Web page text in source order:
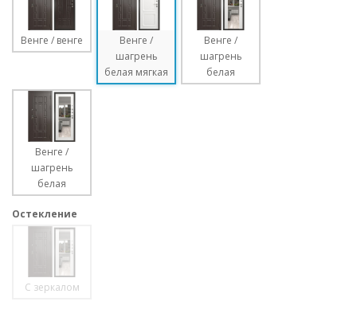
Венге / венге
Венге /
шагрень
белая мягкая
Венге /
шагрень
белая
Венге /
шагрень
белая
Остекление
С зеркалом